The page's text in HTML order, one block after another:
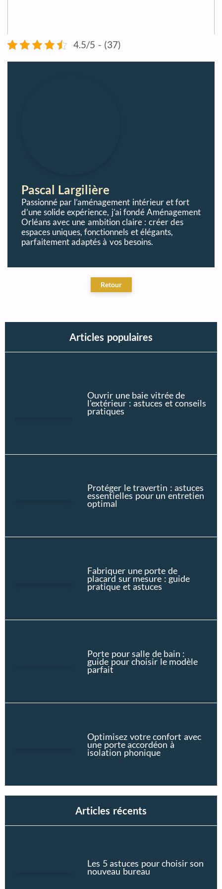
4.5/5 - (37)
Pascal Largilière
Passionné par l’aménagement intérieur et fort
d’une solide expérience, j’ai fondé Aménagement
Orléans avec une ambition claire : créer des
espaces uniques, fonctionnels et élégants,
parfaitement adaptés à vos besoins.
Articles populaires
Ouvrir une baie vitrée de
l’extérieur : astuces et conseils
pratiques
Protéger le travertin : astuces
essentielles pour un entretien
optimal
Fabriquer une porte de
placard sur mesure : guide
pratique et astuces
Porte pour salle de bain :
guide pour choisir le modèle
parfait
Optimisez votre confort avec
une porte accordéon à
isolation phonique
Articles récents
Les 5 astuces pour choisir son
nouveau bureau